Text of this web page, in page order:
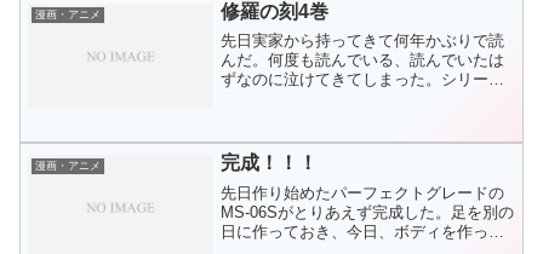
たのでJコミでの公開が...
漫画・アニメ 修羅の刻4巻
先日実家から持ってきて何年かぶりで読
んだ。何度も読んでいる、読んでいたは
ずなのに泣けてきてしまった。シリーズ
「陸奥出海」の弟がアメリカに渡ったと
いう話だからだ。ラストは作...
漫画・アニメ 完成！！！
先日作り始めたパーフェクトグレードの
MS-06Sがとりあえず完成した。足を別の
日に作っておき、今日、ボディを作って